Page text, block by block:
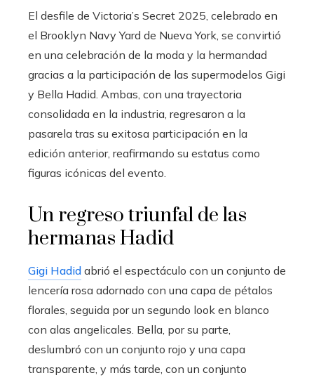
El desfile de Victoria’s Secret 2025, celebrado en
el Brooklyn Navy Yard de Nueva York, se convirtió
en una celebración de la moda y la hermandad
gracias a la participación de las supermodelos Gigi
y Bella Hadid. Ambas, con una trayectoria
consolidada en la industria, regresaron a la
pasarela tras su exitosa participación en la
edición anterior, reafirmando su estatus como
figuras icónicas del evento.
Un regreso triunfal de las
hermanas Hadid
Gigi Hadid abrió el espectáculo con un conjunto de
lencería rosa adornado con una capa de pétalos
florales, seguida por un segundo look en blanco
con alas angelicales. Bella, por su parte,
deslumbró con un conjunto rojo y una capa
transparente, y más tarde, con un conjunto